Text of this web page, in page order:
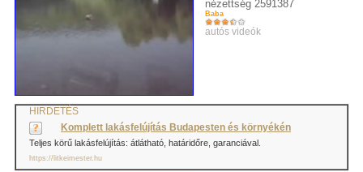
nézettség 2591387
Baba
autós videók
HIRDETÉS
Komplett lakásfelújítás Budapesten és környékén
Teljes körű lakásfelújítás: átlátható, határidőre, garanciával.
https://litkeimester.hu